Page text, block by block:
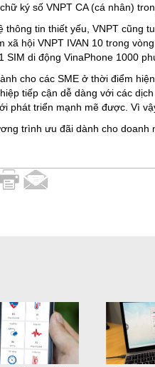
ký số VNPT CA (cá nhân)
thông tin thiết yếu, VNPT
xã hội VNPT IVAN 10 trong
di động VinaPhone 1000
cho các SME ở thời điểm
tiếp cận dễ dàng với các
phát triển mạnh mẽ được. Vì
trình ưu đãi dành cho